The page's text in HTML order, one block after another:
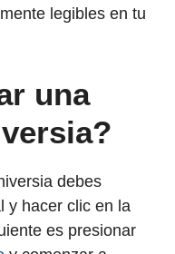
legibles en tu
una
debes
y hacer clic en la
es presionar